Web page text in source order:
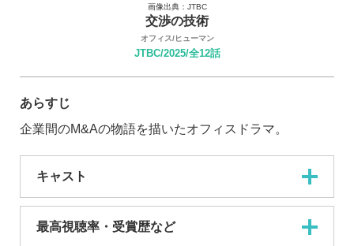
画像出典：JTBC
交渉の技術
オフィス/ヒューマン
JTBC/2025/全12話
あらすじ
企業間のM&Aの物語を描いたオフィスドラマ。
キャスト
最高視聴率・受賞歴など